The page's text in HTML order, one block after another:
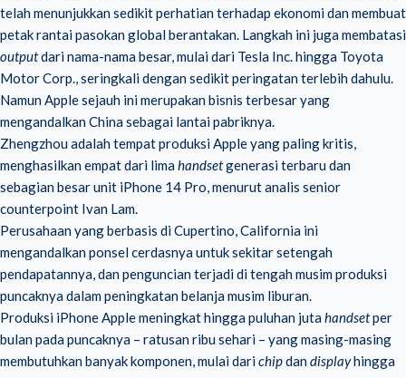
telah menunjukkan sedikit perhatian terhadap ekonomi dan membuat
petak rantai pasokan global berantakan. Langkah ini juga membatasi
outputdari nama-nama besar, mulai dari Tesla Inc. hingga Toyota
Motor Corp., seringkali dengan sedikit peringatan terlebih dahulu.
Namun Apple sejauh ini merupakan bisnis terbesar yang
mengandalkan China sebagai lantai pabriknya.
Zhengzhou adalah tempat produksi Apple yang paling kritis,
menghasilkan empat dari limahandsetgenerasi terbaru dan
sebagian besar unit iPhone 14 Pro, menurut analis senior
counterpoint Ivan Lam.
Perusahaan yang berbasis di Cupertino, California ini
mengandalkan ponsel cerdasnya untuk sekitar setengah
pendapatannya, dan penguncian terjadi di tengah musim produksi
puncaknya dalam peningkatan belanja musim liburan.
Produksi iPhone Apple meningkat hingga puluhan jutahandsetper
bulan pada puncaknya – ratusan ribu sehari – yang masing-masing
membutuhkan banyak komponen, mulai darichipdandisplayhingga